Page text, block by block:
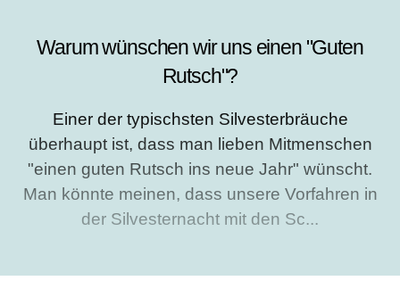
Warum wünschen wir uns einen "Guten
Rutsch"?
Einer der typischsten Silvesterbräuche
überhaupt ist, dass man lieben Mitmenschen
"einen guten Rutsch ins neue Jahr" wünscht.
Man könnte meinen, dass unsere Vorfahren in
der Silvesternacht mit den Sc...